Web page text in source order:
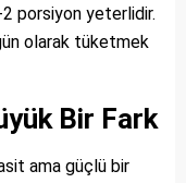
2 porsiyon yeterlidir.
olarak tüketmek
Bir Fark
ama güçlü bir